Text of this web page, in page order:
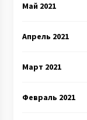
Май 2021
Апрель 2021
Март 2021
Февраль 2021